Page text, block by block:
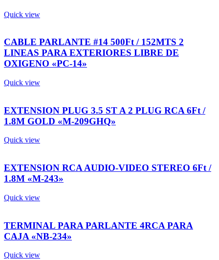
Quick view
CABLE PARLANTE #14 500Ft / 152MTS 2
LINEAS PARA EXTERIORES LIBRE DE
OXIGENO «PC-14»
Quick view
EXTENSION PLUG 3.5 ST A 2 PLUG RCA 6Ft /
1.8M GOLD «M-209GHQ»
Quick view
EXTENSION RCA AUDIO-VIDEO STEREO 6Ft /
1.8M «M-243»
Quick view
TERMINAL PARA PARLANTE 4RCA PARA
CAJA «NB-234»
Quick view